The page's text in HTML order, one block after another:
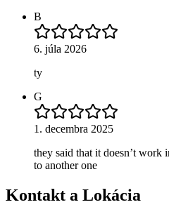
B
6. júla 2026
ty
G
1. decembra 2025
they said that it doesn’t work
to another one
Kontakt a Lokácia